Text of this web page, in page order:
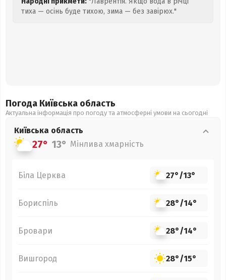
тиха — осінь буде тихою, зима — без завірюх."
Погода Київська область
Актуальна інформація про погоду та атмосферні умови на сьогодні
Київська область
27° 13° Мінлива хмарність
Біла Церква 27°/13°
Бориспіль 28°/14°
Бровари 28°/14°
Вишгород 28°/15°